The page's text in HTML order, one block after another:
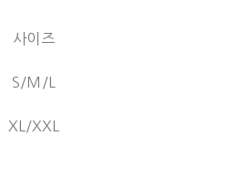
사이즈
S/M/L
XL/XXL